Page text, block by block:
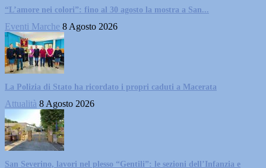
“L’amore nei colori”: fino al 30 agosto la mostra a San...
Eventi Marche 8 Agosto 2026
La Polizia di Stato ha ricordato i propri caduti a Macerata
Attualità 8 Agosto 2026
San Severino, lavori nel plesso “Gentili”: le sezioni dell’Infanzia e